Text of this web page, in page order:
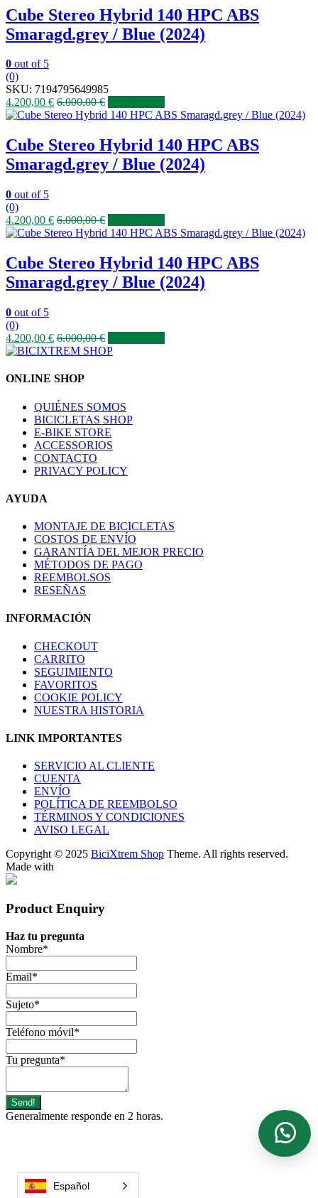
Cube Stereo Hybrid 140 HPC ABS
Smaragd.grey / Blue (2024)
0 out of 5
(0)
SKU: 7194795649985
4.200,00 € 6.000,00€
Cube Stereo Hybrid 140 HPC ABS
Smaragd.grey / Blue (2024)
0 out of 5
(0)
4.200,00 € 6.000,00€
Cube Stereo Hybrid 140 HPC ABS
Smaragd.grey / Blue (2024)
0 out of 5
(0)
4.200,00 € 6.000,00€
ONLINE SHOP
QUIÉNES SOMOS
BICICLETAS SHOP
E-BIKE STORE
ACCESSORIOS
CONTACTO
PRIVACY POLICY
AYUDA
MONTAJE DE BICICLETAS
COSTOS DE ENVÍO
GARANTÍA DEL MEJOR PRECIO
MÉTODOS DE PAGO
REEMBOLSOS
RESEÑAS
INFORMACIÓN
CHECKOUT
CARRITO
SEGUIMIENTO
FAVORITOS
COOKIE POLICY
NUESTRA HISTORIA
LINK IMPORTANTES
SERVICIO AL CLIENTE
CUENTA
ENVÍO
POLÍTICA DE REEMBOLSO
TÉRMINOS Y CONDICIONES
AVISO LEGAL
Copyright © 2025 BiciXtrem Shop Theme. All rights reserved.
Made with
Product Enquiry
Haz tu pregunta
Nombre*
Email*
Sujeto*
Teléfono móvil*
Tu pregunta*
Send!
Generalmente responde en 2 horas.
Español